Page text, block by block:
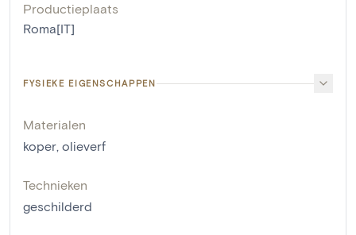
Productieplaats
Roma[IT]
FYSIEKE EIGENSCHAPPEN
Materialen
koper, olieverf
Technieken
geschilderd